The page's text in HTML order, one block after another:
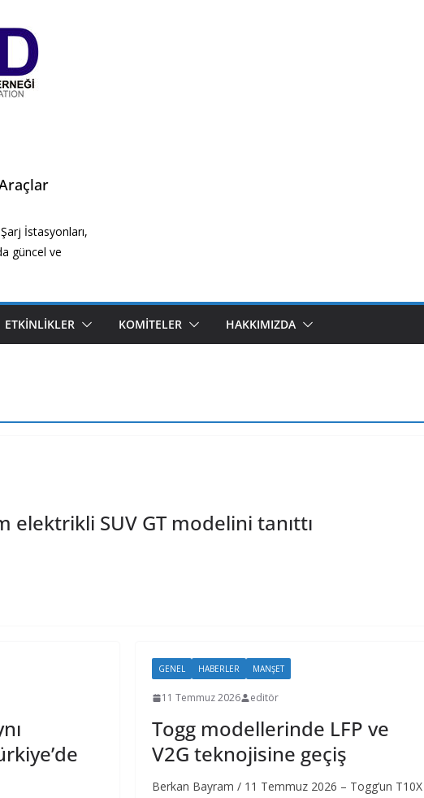
İstasyonları,
güncel ve
ETKINLIKLER KOMITELER HAKKIMIZDA
elektrikli SUV GT modelini tanıttı
GENEL HABERLER MANŞET
11 Temmuz 2026 editör
Togg modellerinde LFP ve
V2G teknojisine geçiş
Berkan Bayram / 11 Temmuz 2026 – Togg’un T10X